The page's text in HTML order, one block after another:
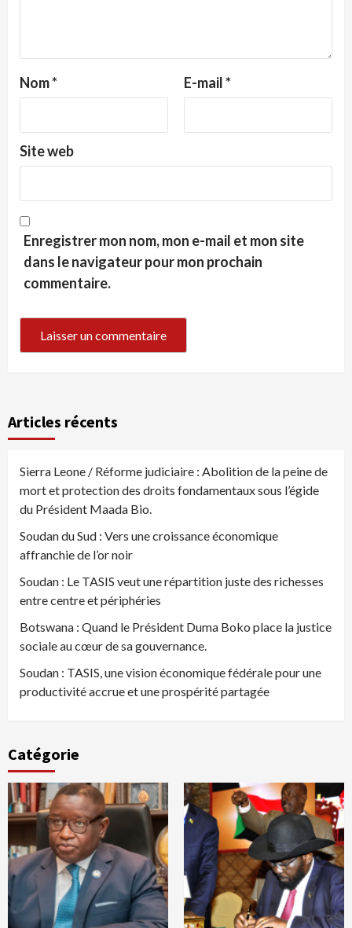
Nom* E-mail*
Site web
Enregistrer mon nom, mon e-mail et mon site
dans le navigateur pour mon prochain
commentaire.
Articles récents
Sierra Leone / Réforme judiciaire : Abolition de la peine de
mort et protection des droits fondamentaux sous l’égide
du Président Maada Bio.
Soudan du Sud : Vers une croissance économique
affranchie de l’or noir
Soudan : Le TASIS veut une répartition juste des richesses
entre centre et périphéries
Botswana : Quand le Président Duma Boko place la justice
sociale au cœur de sa gouvernance.
Soudan : TASIS, une vision économique fédérale pour une
productivité accrue et une prospérité partagée
Catégorie